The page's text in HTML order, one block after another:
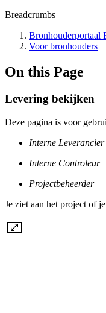
Breadcrumbs
Bronhouderportaal
Voor bronhouders
On this Page
Levering bekijken
Deze pagina is voor
Interne Leverancier
Interne Controleur
Projectbeheerder
Je ziet aan het project of